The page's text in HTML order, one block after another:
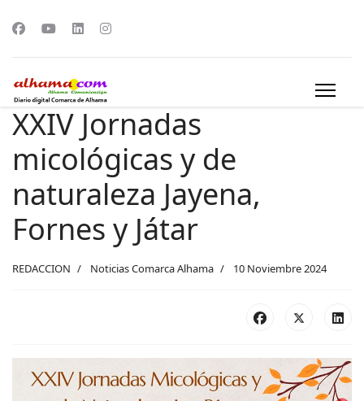
XXIV Jornadas
micológicas y de
naturaleza Jayena,
Fornes y Játar
REDACCION Noticias Comarca Alhama 10 Noviembre 2024